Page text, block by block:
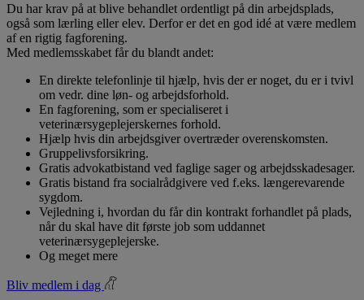
Du har krav på at blive behandlet ordentligt på din arbejdsplads,
også som lærling eller elev. Derfor er det en god idé at være medlem
af en rigtig fagforening.
Med medlemsskabet får du blandt andet:
En direkte telefonlinje til hjælp, hvis der er noget, du er i tvivl
om vedr. dine løn- og arbejdsforhold.
En fagforening, som er specialiseret i
veterinærsygeplejerskernes forhold.
Hjælp hvis din arbejdsgiver overtræder overenskomsten.
Gruppelivsforsikring.
Gratis advokatbistand ved faglige sager og arbejdsskadesager.
Gratis bistand fra socialrådgivere ved f.eks. længerevarende
sygdom.
Vejledning i, hvordan du får din kontrakt forhandlet på plads,
når du skal have dit første job som uddannet
veterinærsygeplejerske.
Og meget mere
Bliv medlem i dag